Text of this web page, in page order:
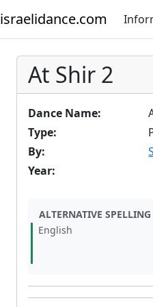
israelidance.com
At Shir 2
Dance Name:
Type:
By:
Year:
ALTERNATIVE SPELLING
English